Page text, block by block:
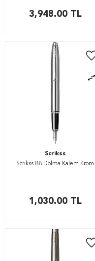
3,948.00TL
Scrikss
Scrikss 88 Dolma Kalem Krom
1,030.00TL